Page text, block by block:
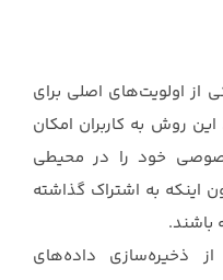
اولویت‌های اصلی برای
روش ‏به کاربران امکان
خود را در محیطی
اینکه به اشتراک گذاشته
ذخیره‌سازی داده‌های